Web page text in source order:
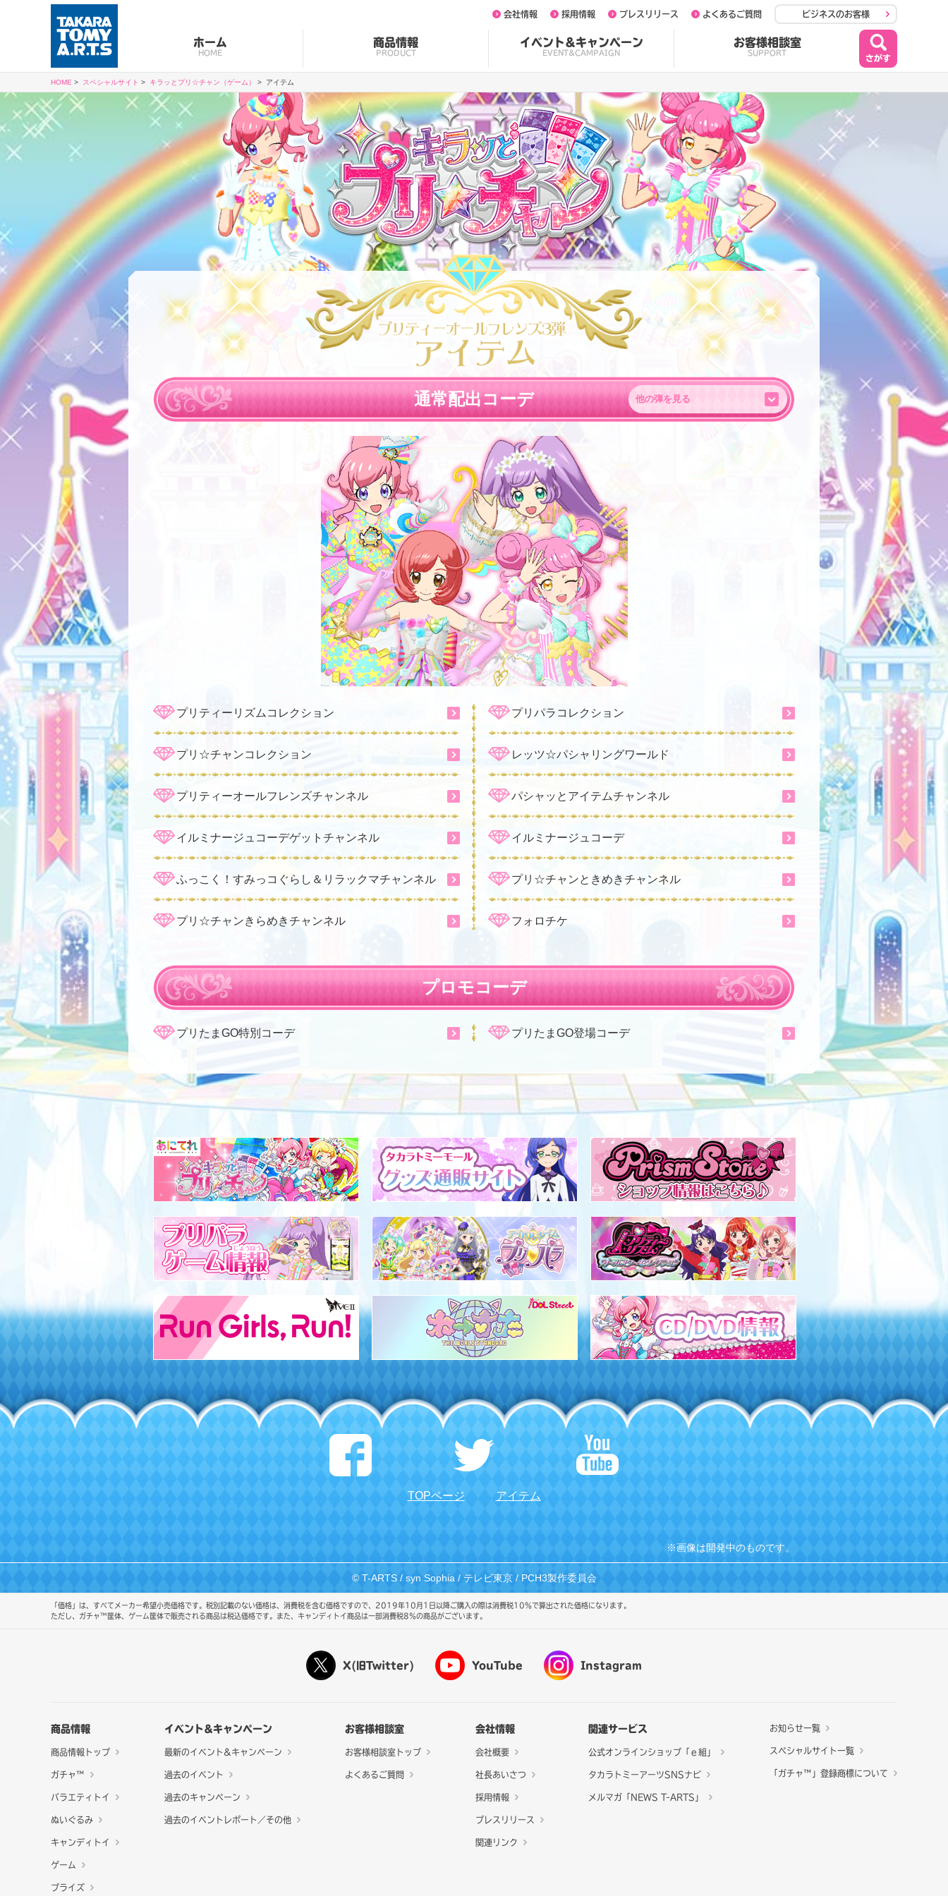
ホーム
HOME
商品情報
PRODUCT
イベント&キャンペーン
EVENT&CAMPAIGN
お客様相談室
SUPPORT
会社情報 採用情報 プレスリリース よくあるご質問 ビジネスのお客様
HOME > スペシャルサイト > キラッとプリ☆チャン（ゲーム） > アイテム
他の弾を見る
通常配出コーデ
プリティーリズムコレクション プリパラコレクション
プリ☆チャンコレクション レッツ☆パシャリングワールド
プリティーオールフレンズチャンネル パシャッとアイテムチャンネル
イルミナージュコーデゲットチャンネル イルミナージュコーデ
ふっこく！すみっコぐらし＆リラックマチャンネル プリ☆チャンときめきチャンネル
プリ☆チャンきらめきチャンネル フォロチケ
プロモコーデ
プリたまGO特別コーデ プリたまGO登場コーデ
TOPページ アイテム
※画像は開発中のものです。
© T-ARTS / syn Sophia / テレビ東京 / PCH3製作委員会
「価格」は、すべてメーカー希望小売価格です。税別記載のない価格は、消費税を含む価格ですので、2019年10月1日以降ご購入の際は消費税10％で算出された価格になります。
ただし、ガチャ™筐体、ゲーム筐体で販売される商品は税込価格です。また、キャンディトイ商品は一部消費税8％の商品がございます。
X(旧Twitter) YouTube Instagram
商品情報
商品情報トップ
ガチャ™
バラエティトイ
ぬいぐるみ
キャンディトイ
ゲーム
プライズ
イベント&キャンペーン
最新のイベント&キャンペーン
過去のイベント
過去のキャンペーン
過去のイベントレポート／その他
お客様相談室
お客様相談室トップ
よくあるご質問
会社情報
会社概要
社長あいさつ
採用情報
プレスリリース
関連リンク
関連サービス
公式オンラインショップ「ｅ組」
タカラトミーアーツSNSナビ
メルマガ「NEWS T-ARTS」
お知らせ一覧
スペシャルサイト一覧
「ガチャ™」登録商標について